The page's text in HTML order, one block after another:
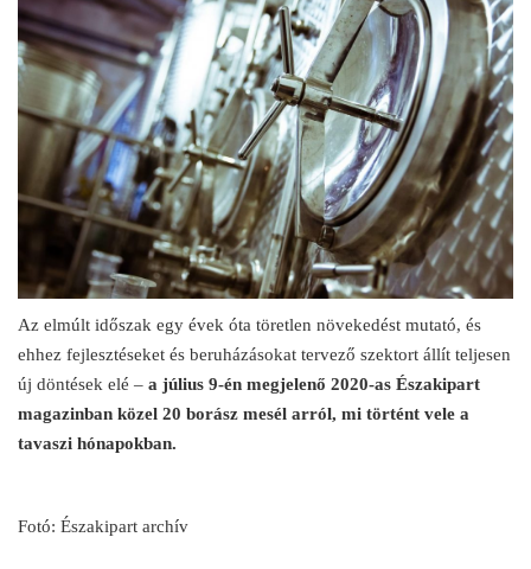
Az elmúlt időszak egy évek óta töretlen növekedést mutató, és
ehhez fejlesztéseket és beruházásokat tervező szektort állít teljesen
új döntések elé – a július 9-én megjelenő 2020-as Északipart
magazinban közel 20 borász mesél arról, mi történt vele a
tavaszi hónapokban.
Fotó: Északipart archív